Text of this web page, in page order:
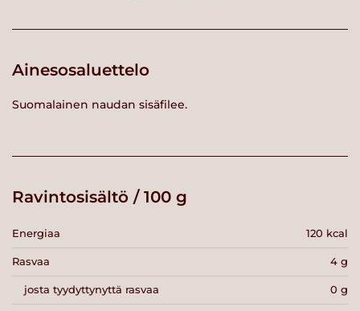
Ainesosaluettelo
Suomalainen naudan sisäfilee.
Ravintosisältö / 100 g
Energiaa 120 kcal
Rasvaa 4 g
josta tyydyttynyttä rasvaa 0 g